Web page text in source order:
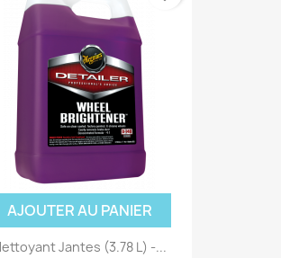
AJOUTER AU PANIER
Jantes (3.78 L) -...